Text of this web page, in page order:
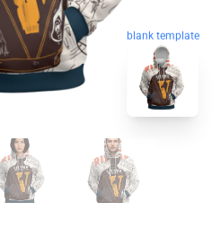
blank template